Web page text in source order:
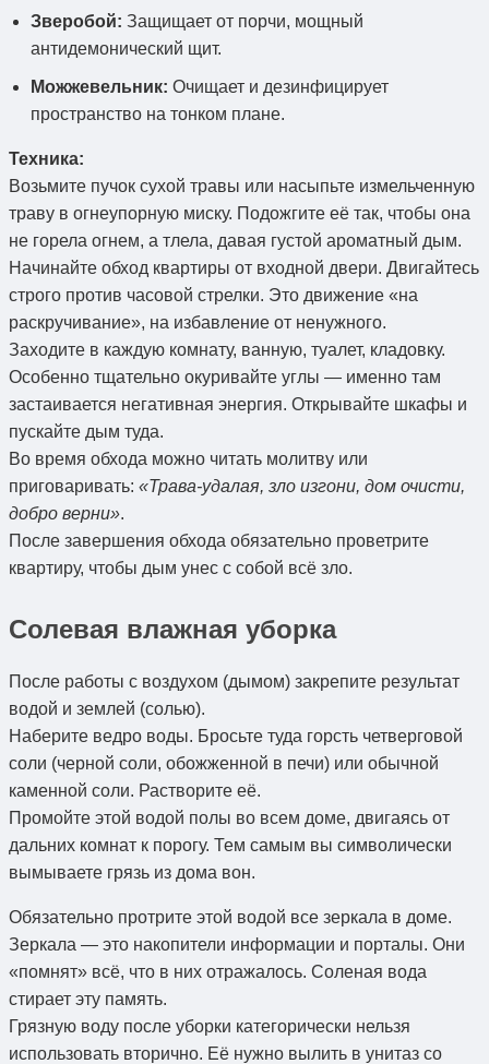
Зверобой: Защищает от порчи, мощный
антидемонический щит.
Можжевельник: Очищает и дезинфицирует
пространство на тонком плане.
Техника:
Возьмите пучок сухой травы или насыпьте измельченную
траву в огнеупорную миску. Подожгите её так, чтобы она
не горела огнем, а тлела, давая густой ароматный дым.
Начинайте обход квартиры от входной двери. Двигайтесь
строго против часовой стрелки. Это движение «на
раскручивание», на избавление от ненужного.
Заходите в каждую комнату, ванную, туалет, кладовку.
Особенно тщательно окуривайте углы — именно там
застаивается негативная энергия. Открывайте шкафы и
пускайте дым туда.
Во время обхода можно читать молитву или
приговаривать: «Трава-удалая, зло изгони, дом очисти,
добро верни».
После завершения обхода обязательно проветрите
квартиру, чтобы дым унес с собой всё зло.
Солевая влажная уборка
После работы с воздухом (дымом) закрепите результат
водой и землей (солью).
Наберите ведро воды. Бросьте туда горсть четверговой
соли (черной соли, обожженной в печи) или обычной
каменной соли. Растворите её.
Промойте этой водой полы во всем доме, двигаясь от
дальних комнат к порогу. Тем самым вы символически
вымываете грязь из дома вон.
Обязательно протрите этой водой все зеркала в доме.
Зеркала — это накопители информации и порталы. Они
«помнят» всё, что в них отражалось. Соленая вода
стирает эту память.
Грязную воду после уборки категорически нельзя
использовать вторично. Её нужно вылить в унитаз со